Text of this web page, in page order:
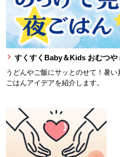
すくすくBaby＆Kids おむつや
うどんやご飯にサッとのせて！暑
ごはんアイデアを紹介します。